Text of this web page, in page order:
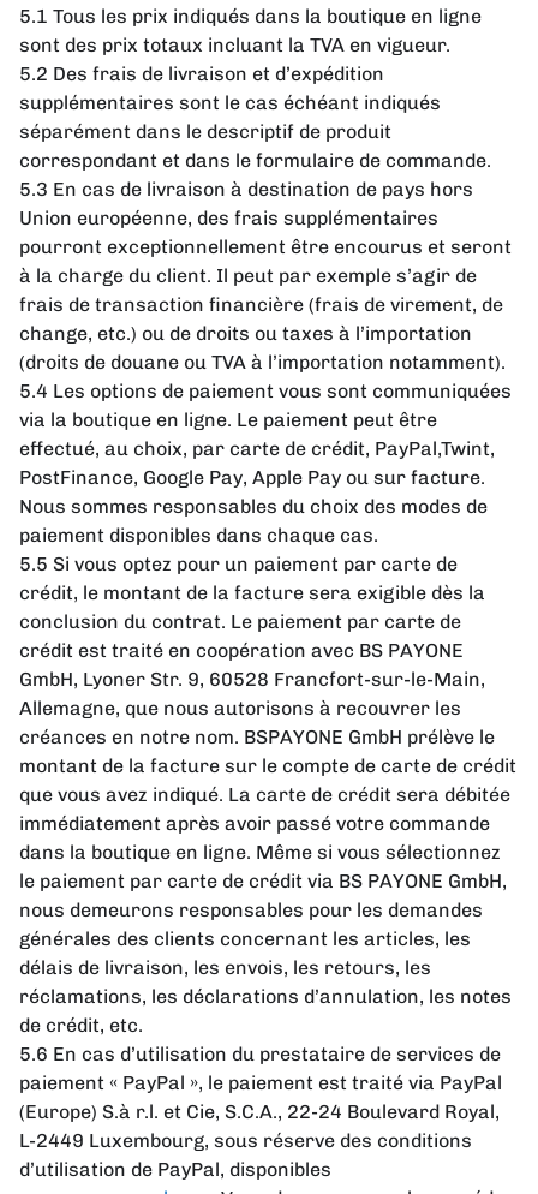
5.1 Tous les prix indiqués dans la boutique en ligne
sont des prix totaux incluant la TVA en vigueur.
5.2 Des frais de livraison et d’expédition
supplémentaires sont le cas échéant indiqués
séparément dans le descriptif de produit
correspondant et dans le formulaire de commande.
5.3 En cas de livraison à destination de pays hors
Union européenne, des frais supplémentaires
pourront exceptionnellement être encourus et seront
à la charge du client. Il peut par exemple s’agir de
frais de transaction financière (frais de virement, de
change, etc.) ou de droits ou taxes à l’importation
(droits de douane ou TVA à l’importation notamment).
5.4 Les options de paiement vous sont communiquées
via la boutique en ligne. Le paiement peut être
effectué, au choix, par carte de crédit, PayPal,Twint,
PostFinance, Google Pay, Apple Pay ou sur facture.
Nous sommes responsables du choix des modes de
paiement disponibles dans chaque cas.
5.5 Si vous optez pour un paiement par carte de
crédit, le montant de la facture sera exigible dès la
conclusion du contrat. Le paiement par carte de
crédit est traité en coopération avec BS PAYONE
GmbH, Lyoner Str. 9, 60528 Francfort-sur-le-Main,
Allemagne, que nous autorisons à recouvrer les
créances en notre nom. BSPAYONE GmbH prélève le
montant de la facture sur le compte de carte de crédit
que vous avez indiqué. La carte de crédit sera débitée
immédiatement après avoir passé votre commande
dans la boutique en ligne. Même si vous sélectionnez
le paiement par carte de crédit via BS PAYONE GmbH,
nous demeurons responsables pour les demandes
générales des clients concernant les articles, les
délais de livraison, les envois, les retours, les
réclamations, les déclarations d’annulation, les notes
de crédit, etc.
5.6 En cas d’utilisation du prestataire de services de
paiement « PayPal », le paiement est traité via PayPal
(Europe) S.à r.l. et Cie, S.C.A., 22-24 Boulevard Royal,
L-2449 Luxembourg, sous réserve des conditions
d’utilisation de PayPal, disponibles